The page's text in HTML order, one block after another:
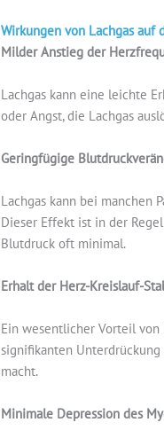
Wirkungen von Lachgas auf
Milder Anstieg der
Lachgas kann eine leichte
oder Angst, die Lachgas
Geringfügige
Lachgas kann bei manchen
Dieser Effekt ist in der
Blutdruck oft minimal.
Erhalt der Herz-Kreislauf-
Ein wesentlicher Vorteil
signifikanten
macht.
Minimale Depression des